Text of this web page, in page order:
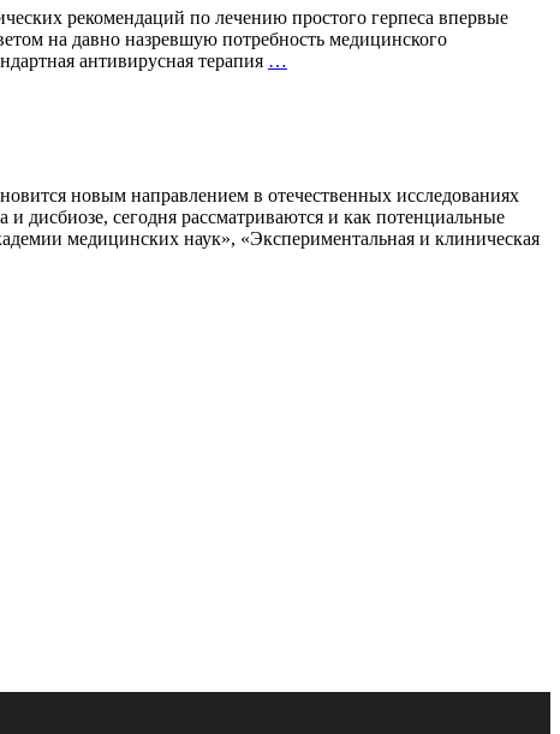
выбора
пробиотиков
рекомендаций по лечению простого герпеса впервые
на давно назревшую потребность медицинского
антивирусная терапия …
клинические
рекомендации
Минздрава
России
новым направлением в отечественных исследованиях
дисбиозе, сегодня рассматриваются и как потенциальные
медицинских наук», «Экспериментальная и клиническая